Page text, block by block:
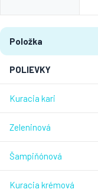
Položka
POLIEVKY
Kuracia kari
Zeleninová
Šampiňónová
Kuracia krémová